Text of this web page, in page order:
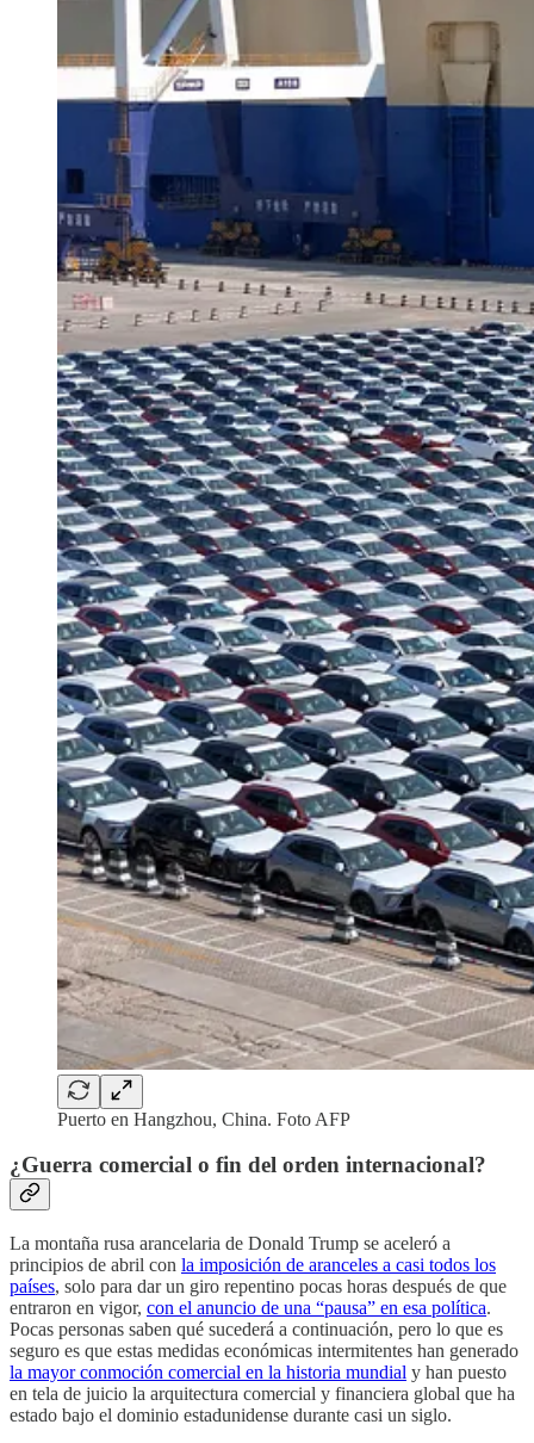
Puerto en Hangzhou, China. Foto AFP
¿Guerra comercial o fin del orden internacional?
La montaña rusa arancelaria de Donald Trump se aceleró a
principios de abril con la imposición de aranceles a casi todos los
países, solo para dar un giro repentino pocas horas después de que
entraron en vigor, con el anuncio de una “pausa” en esa política.
Pocas personas saben qué sucederá a continuación, pero lo que es
seguro es que estas medidas económicas intermitentes han generado
la mayor conmoción comercial en la historia mundial y han puesto
en tela de juicio la arquitectura comercial y financiera global que ha
estado bajo el dominio estadunidense durante casi un siglo.